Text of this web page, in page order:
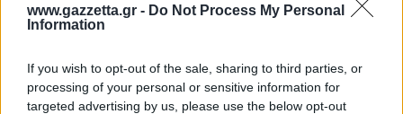
www.gazzetta.gr - Do Not Process My Personal
Information
If you wish to opt-out of the sale, sharing to third parties, or
processing of your personal or sensitive information for
targeted advertising by us, please use the below opt-out
Bundesliga
Εθνική Ελλάδος
EuroCup
Basketaki
Eurobasket
CEV Cup
Challenge Cup
Κολύμβηση
Ιστιοπλοΐα
Κωπηλασία
Τεχνολογία
Υγεία
Showbiz
Παναγιώτης Δαλαταριώφ
Αντώνης Καλκαβούρας
Αντώνης Καρπετόπουλος
GMotion WRC
ΑΘΛΗΤΙΚΕΣ ΜΕΤΑΔΟΣΕΙΣ
GWOMEN
Περιγραφή Στατιστικά
Ολοκληρώθηκε
Ρεά
1
19
2
34
3
25
4